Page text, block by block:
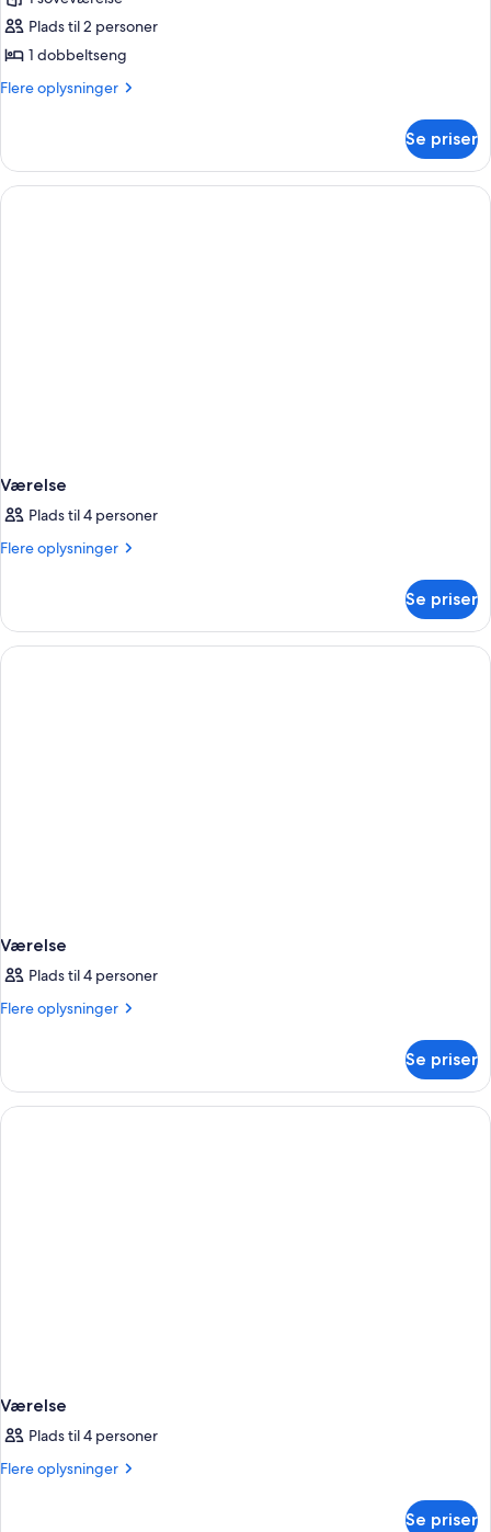
studiosuite
Plads til 2 personer
1 dobbeltseng
Flere oplysninger
Flere
studiosuite
Se priser
Værelse
Plads til 4 personer
Flere oplysninger
Flere
Se priser
Værelse
Plads til 4 personer
Flere oplysninger
Flere
Se priser
Værelse
Plads til 4 personer
Flere oplysninger
Flere
Se priser